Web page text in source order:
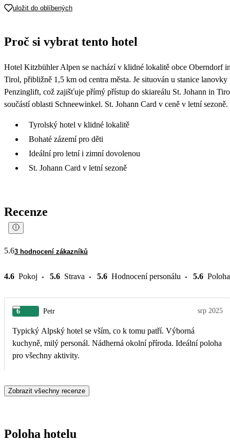
17
24
7 140
25 26 27
31
uložit do oblíbených
Proč si vybrat tento hotel
Hotel Kitzbühler Alpen se nachází v klidné lokalitě obce Oberndorf
Tirol, přibližně 1,5 km od centra města. Je situován u stanice lanovky
Penzinglift, což zajišťuje přímý přístup do skiareálu St. Johann in
součástí oblasti Schneewinkel. St. Johann Card v ceně v letní sezoně.
Tyrolský hotel v klidné lokalitě
Bohaté zázemí pro děti
Ideální pro letní i zimní dovolenou
St. Johann Card v letní sezoně
Recenze
5.63 hodnocení zákazníků
4.6 Pokoj 5.6 Strava 5.6 Hodnocení personálu 5.6 Poloha
6 Petr srp 2025
Typický Alpský hotel se vším, co k tomu patří. Výborná
kuchyně, milý personál. Nádherná okolní příroda. Ideální poloha
pro všechny aktivity.
Zobrazit všechny recenze
Poloha hotelu